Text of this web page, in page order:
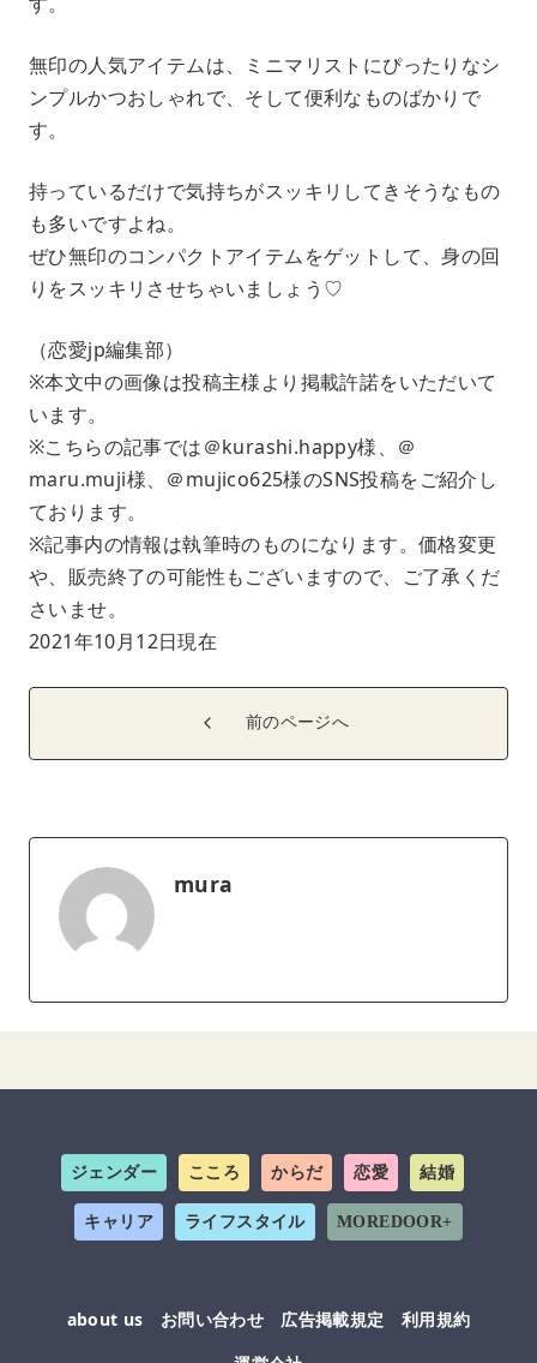
無印の人気アイテムは、ミニマリストにぴったりなシ
ンプルかつおしゃれで、そして便利なものばかりで
す。
持っているだけで気持ちがスッキリしてきそうなもの
も多いですよね。
ぜひ無印のコンパクトアイテムをゲットして、身の回
りをスッキリさせちゃいましょう♡
（恋愛jp編集部）
※本文中の画像は投稿主様より掲載許諾をいただいて
います。
※こちらの記事では＠kurashi.happy様、＠
maru.muji様、＠mujico625様のSNS投稿をご紹介し
ております。
※記事内の情報は執筆時のものになります。価格変更
や、販売終了の可能性もございますので、ご了承くだ
さいませ。
2021年10月12日現在
前のページへ
mura
ジェンダー こころ からだ 恋愛 結婚
キャリア ライフスタイル MOREDOOR+
about us お問い合わせ 広告掲載規定
利用規約